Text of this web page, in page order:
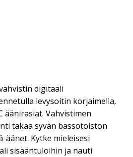
digitaali
levysoitin korjaimella,
äänirasiat. Vahvistimen
takaa syvän bassotoiston
Kytke mieleisesi
sisääntuloihin ja nauti